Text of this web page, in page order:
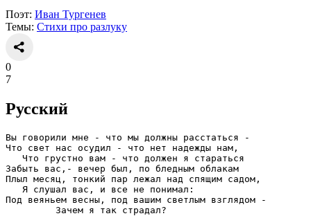
Поэт: Иван Тургенев
Темы: Стихи про разлуку
0
7
Русский
Вы говорили мне - что мы должны расстаться -
Что свет нас осудил - что нет надежды нам,
   Что грустно вам - что должен я стараться
Забыть вас,- вечер был, по бледным облакам
Плыл месяц, тонкий пар лежал над спящим садом,
   Я слушал вас, и все не понимал:
Под веяньем весны, под вашим светлым взглядом -
         Зачем я так страдал?